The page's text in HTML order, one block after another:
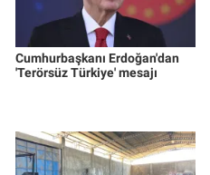
Cumhurbaşkanı Erdoğan'dan
'Terörsüz Türkiye' mesajı